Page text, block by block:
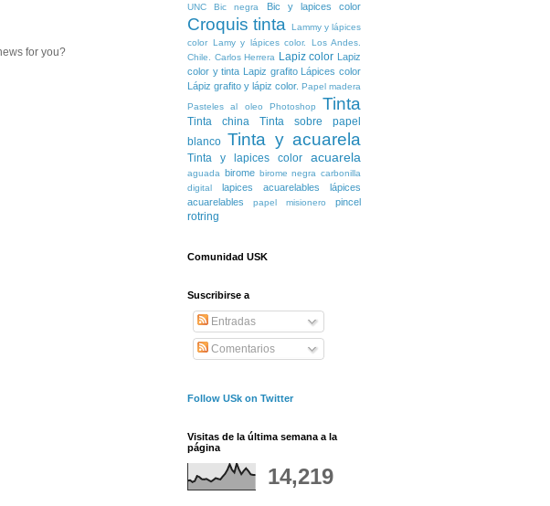
for you?
UNC
Bic negra Bic y lapices color
Croquis tinta
Lammy y lápices
color
Lamy y lápices color. Los Andes.
Chile. Carlos Herrera Lapiz color
Lapiz
color y tinta
Lapiz grafito
Lápices color
Lápiz grafito y lápiz color. Papel madera
Pasteles al oleo
Photoshop Tinta
Tinta china
Tinta sobre papel
blanco Tinta y acuarela
Tinta y lapices color acuarela
aguada birome birome negra carbonilla
digital
lapices acuarelables
lápices
acuarelables
papel misionero pincel
rotring
Comunidad USK
Suscribirse a
Entradas
Comentarios
Follow USk on Twitter
Visitas de la última semana a la
página
14,219